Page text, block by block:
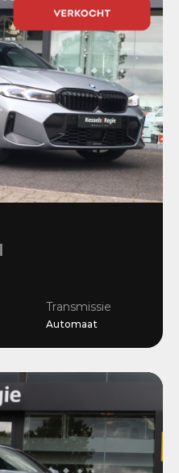
Transmissie
Automaat